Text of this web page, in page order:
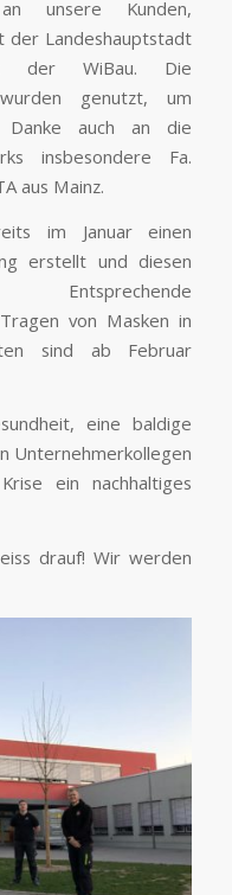
unsere Kunden,
der Landeshauptstadt
der WiBau. Die
genutzt, um
Danke auch an die
insbesondere Fa.
aus Mainz.
im Januar einen
erstellt und diesen
Entsprechende
von Masken in
sind ab Februar
eine baldige
Unternehmerkollegen
ein nachhaltiges
drauf! Wir werden